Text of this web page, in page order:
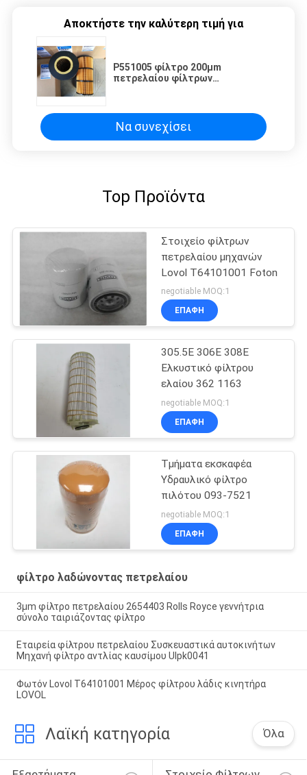
Αποκτήστε την καλύτερη τιμή για
P551005 φίλτρο 200μm
πετρελαίου φίλτρων
Να συνεχίσει
Top Προϊόντα
Στοιχείο φίλτρων
πετρελαίου μηχανών
Lovol T64101001 Foton
negotiable MOQ:1
ΕΠΑΦΉ
305.5E 306E 308E
Ελκυστικό φίλτρου
ελαίου 362 1163
negotiable MOQ:1
ΕΠΑΦΉ
Τμήματα εκσκαφέα
Υδραυλικό φίλτρο
πιλότου 093-7521
negotiable MOQ:1
ΕΠΑΦΉ
φίλτρο λαδώνοντας πετρελαίου
3μm φίλτρο πετρελαίου 2654403 Rolls Royce γεννήτρια
σύνολο ταιριάζοντας φίλτρο
Εταιρεία φίλτρου πετρελαίου Συσκευαστικά αυτοκινήτων
Μηχανή φίλτρο αντλίας καυσίμου Ulpk0041
Φωτόν Lovol T64101001 Μέρος φίλτρου λάδις κινητήρα
LOVOL
Λαϊκή κατηγορία Όλα